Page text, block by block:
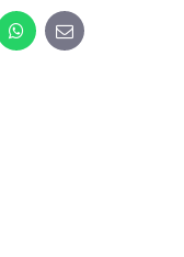
WhatsApp
E-
mail